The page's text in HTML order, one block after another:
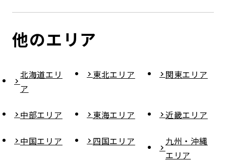
他のエリア
北海道エリ
ア
東北エリア 関東エリア
中部エリア 東海エリア 近畿エリア
中国エリア 四国エリア
九州・沖縄
エリア